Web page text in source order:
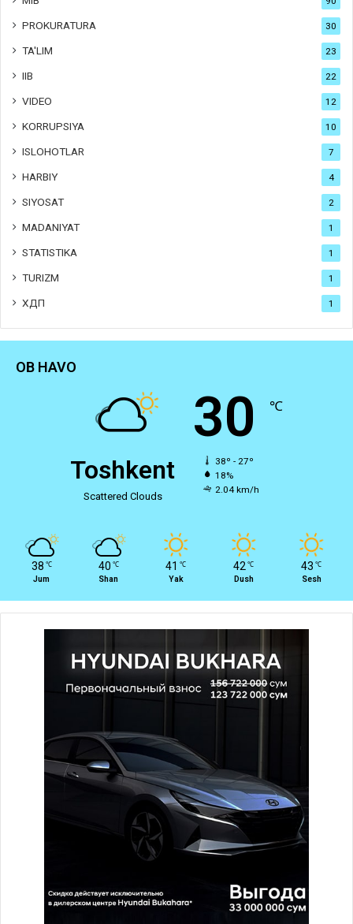
PROKURATURA 30
TA'LIM 23
IIB 22
VIDEO 12
KORRUPSIYA 10
ISLOHOTLAR 7
HARBIY 4
SIYOSAT 2
MADANIYAT 1
STATISTIKA 1
TURIZM 1
ХДП 1
OB HAVO
Toshkent
Scattered Clouds
30 ℃
38º - 27º
18%
2.04 km/h
38 ℃
Jum
40 ℃
Shan
41 ℃
Yak
42 ℃
Dush
43 ℃
Sesh